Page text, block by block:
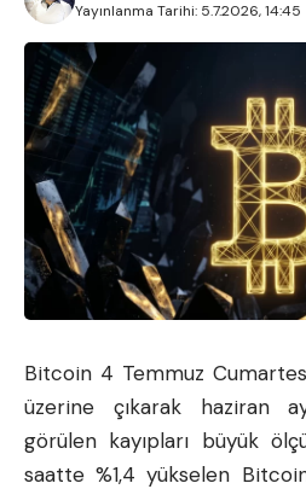
Yayınlanma Tarihi: 5.7.2026, 14:45
Bitcoin 4 Temmuz
üzerine çıkarak haziran
görülen kayıpları büyük
saatte %1,4 yükselen